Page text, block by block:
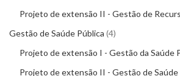
Projeto de extensão II - Gestão de
Gestão de Saúde Pública 4
Projeto de extensão I - Gestão da Saúde
Projeto de extensão II - Gestão de Saúde